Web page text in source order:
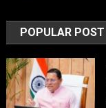
POPULAR POST